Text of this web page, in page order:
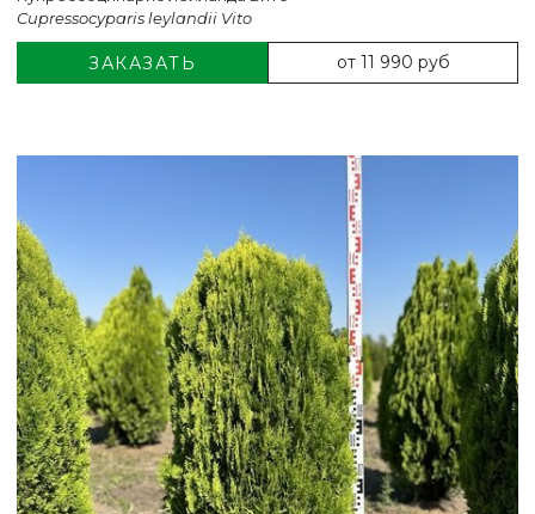
Cupressocyparis leylandii Vito
ЗАКАЗАТЬ от 11 990 руб